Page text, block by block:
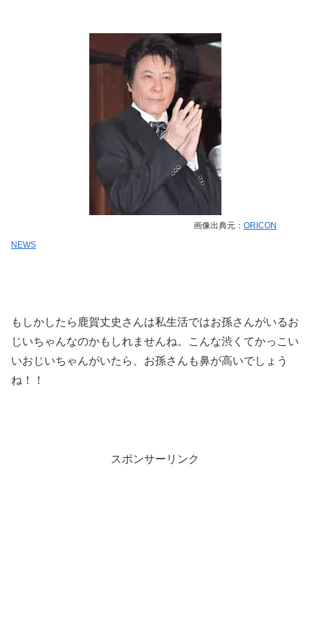
画像出典元： ORICON
NEWS
もしかしたら鹿賀丈史さんは私生活ではお孫さんがいるお
じいちゃんなのかもしれませんね。こんな渋くてかっこい
いおじいちゃんがいたら、お孫さんも鼻が高いでしょう
ね！！
スポンサーリンク